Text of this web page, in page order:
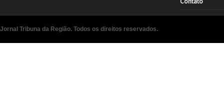
Jornal Tribuna da Região. Todos os direitos reservados.